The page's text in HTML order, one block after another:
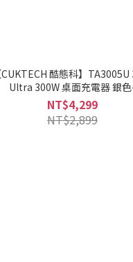
CUKTECH 酷態科】
Ultra 300W 桌面充電器 銀
MOBCUKTRCOR010
NT$4,299
NT$2,899